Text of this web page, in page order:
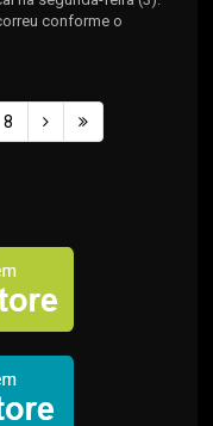
conforme o
8